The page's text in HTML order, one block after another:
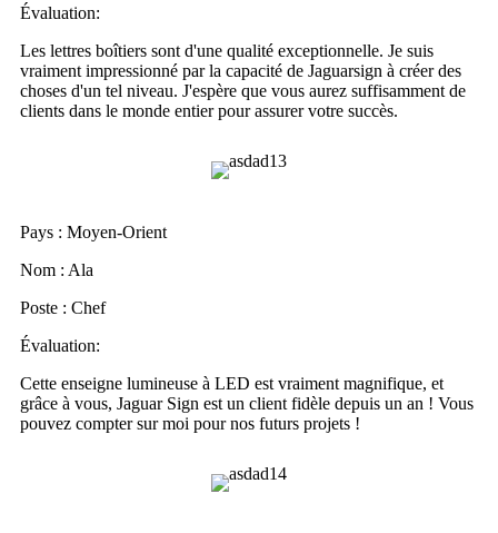
Évaluation:
Les lettres boîtiers sont d'une qualité exceptionnelle. Je suis
vraiment impressionné par la capacité de Jaguarsign à créer des
choses d'un tel niveau. J'espère que vous aurez suffisamment de
clients dans le monde entier pour assurer votre succès.
Pays : Moyen-Orient
Nom : Ala
Poste : Chef
Évaluation:
Cette enseigne lumineuse à LED est vraiment magnifique, et
grâce à vous, Jaguar Sign est un client fidèle depuis un an ! Vous
pouvez compter sur moi pour nos futurs projets !